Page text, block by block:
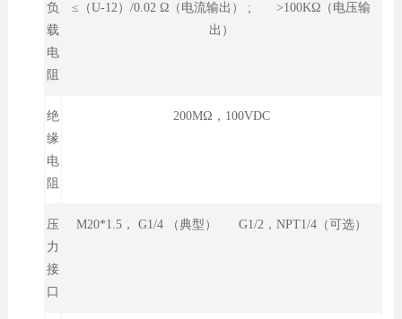
负
载
电
阻
≤（U-12）/0.02 Ω（电流输出） ; >100KΩ（电压输
出）
绝
缘
电
阻
200MΩ，100VDC
压
力
接
口
M20*1.5， G1/4 （典型） G1/2，NPT1/4（可选）